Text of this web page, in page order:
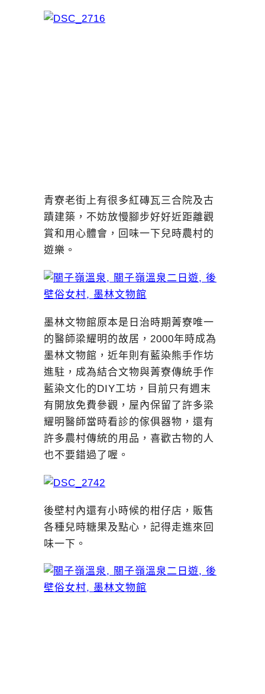
青寮老街上有很多紅磚瓦三合院及古
蹟建築，不妨放慢腳步好好近距離觀
賞和用心體會，回味一下兒時農村的
遊樂。
墨林文物館原本是日治時期菁寮唯一
的醫師梁耀明的故居，2000年時成為
墨林文物館，近年則有藍染熊手作坊
進駐，成為結合文物與菁寮傳統手作
藍染文化的DIY工坊，目前只有週末
有開放免費參觀，屋內保留了許多梁
耀明醫師當時看診的傢俱器物，還有
許多農村傳統的用品，喜歡古物的人
也不要錯過了喔。
後壁村內還有小時候的柑仔店，販售
各種兒時糖果及點心，記得走進來回
味一下。